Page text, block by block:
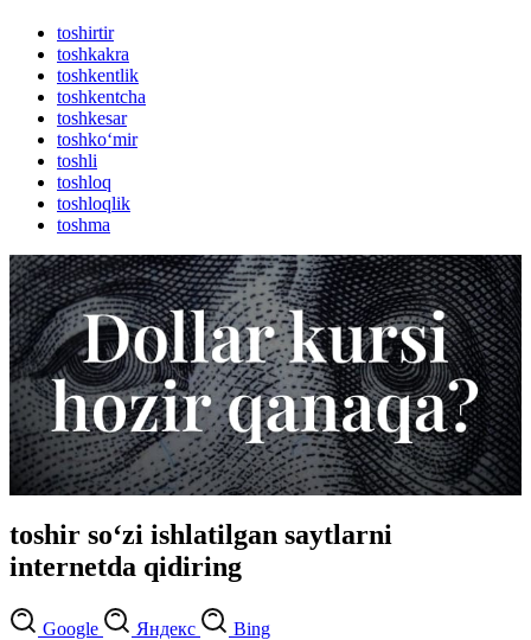
toshirtir
toshkakra
toshkentlik
toshkentcha
toshkesar
toshko‘mir
toshli
toshloq
toshloqlik
toshma
toshir so‘zi ishlatilgan saytlarni
internetda qidiring
Google Яндекс Bing